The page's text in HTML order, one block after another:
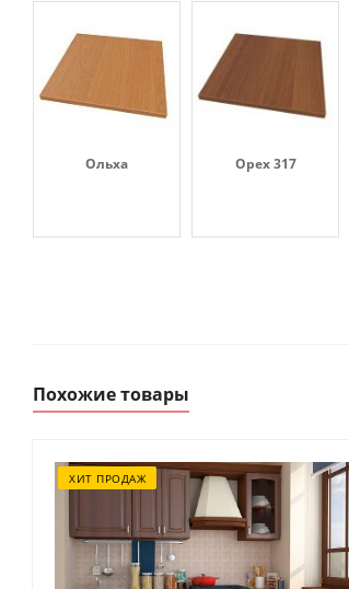
Ольха Орех 317
Похожие товары
ХИТ ПРОДАЖ